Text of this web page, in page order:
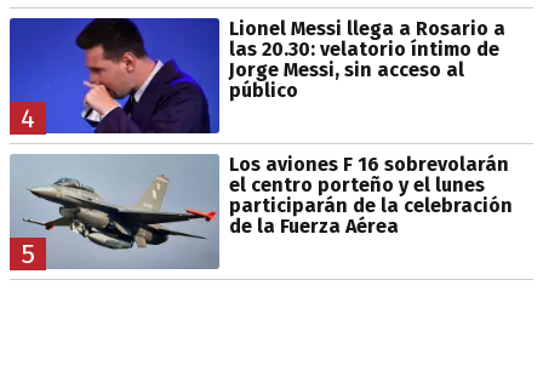
4
Lionel Messi llega a Rosario a
las 20.30: velatorio íntimo de
Jorge Messi, sin acceso al
público
5
Los aviones F 16 sobrevolarán
el centro porteño y el lunes
participarán de la celebración
de la Fuerza Aérea